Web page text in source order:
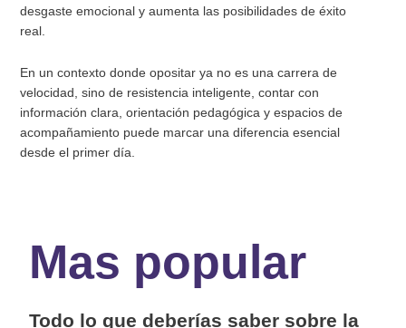
desgaste emocional y aumenta las posibilidades de éxito
real.
En un contexto donde opositar ya no es una carrera de
velocidad, sino de resistencia inteligente, contar con
información clara, orientación pedagógica y espacios de
acompañamiento puede marcar una diferencia esencial
desde el primer día.
Mas popular
Todo lo que deberías saber sobre la